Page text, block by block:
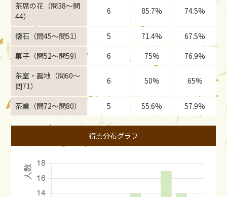
茶席の花（問38〜問
44）
6 85.7% 74.5%
懐石（問45〜問51） 5 71.4%
67.5%
菓子（問52〜問59）
6 75%
76.9%
茶室・露地（問60〜
問71）
6 50% 65%
茶業（問72〜問80） 5 55.6% 57.9%
得点分布グラフ